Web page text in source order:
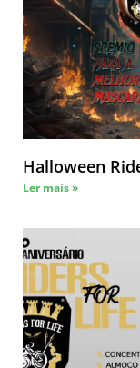
Halloween
Ler mais »